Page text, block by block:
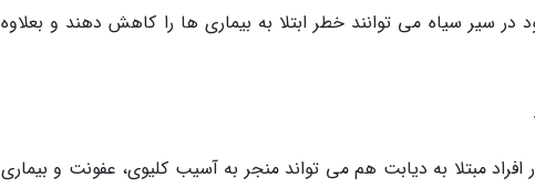
سیر سیاه می توانند خطر ابتلا به بیماری ها را کاهش دهند و بعلاوه
مبتلا به دیابت هم می تواند منجر به آسیب کلیوی، عفونت و بیماری